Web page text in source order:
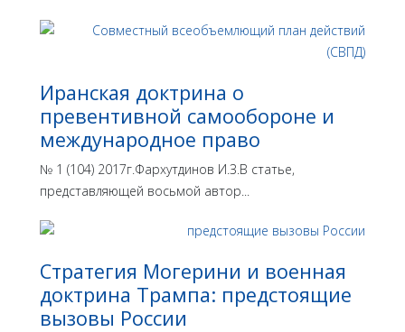
Иранская доктрина о
превентивной самообороне и
международное право
№ 1 (104) 2017г.Фархутдинов И.З.В статье,
представляющей восьмой автор...
Стратегия Могерини и военная
доктрина Трампа: предстоящие
вызовы России